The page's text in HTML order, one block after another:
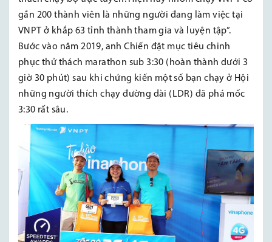
gần 200 thành viên là những người đang làm việc tại
VNPT ở khắp 63 tỉnh thành tham gia và luyện tập”.
Bước vào năm 2019, anh Chiến đặt mục tiêu chinh
phục thử thách marathon sub 3:30 (hoàn thành dưới 3
giờ 30 phút) sau khi chứng kiến một số bạn chạy ở Hội
những người thích chạy đường dài (LDR) đã phá mốc
3:30 rất sâu.